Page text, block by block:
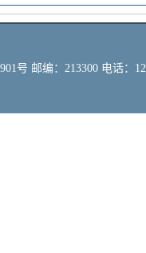
号 邮编：213300 电话：